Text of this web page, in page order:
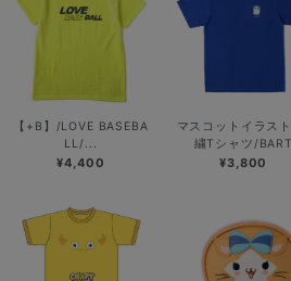
【+B】/LOVE BASEBA
LL/...
¥4,400
マスコットイラス
繍Tシャツ/BART
¥3,800